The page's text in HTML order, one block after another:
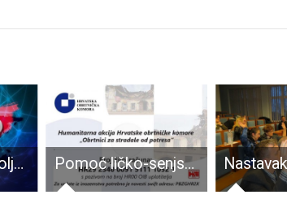
Od troje novooboljelih od COVID-19 u Ličko-senjskoj županiji dvoje su stranci Pomoć ličko-senjskih obrtnika Banovini